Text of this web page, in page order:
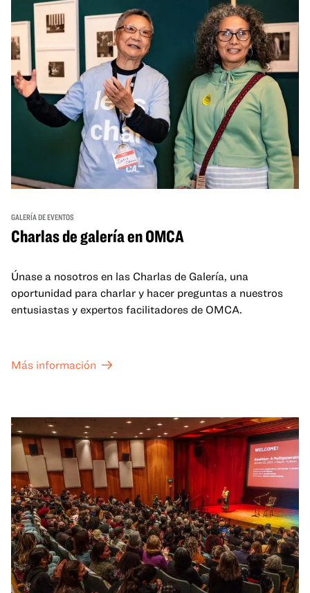
GALERÍA DE EVENTOS
Charlas de galería en OMCA
Únase a nosotros en las Charlas de Galería, una
oportunidad para charlar y hacer preguntas a nuestros
entusiastas y expertos facilitadores de OMCA.
Más información